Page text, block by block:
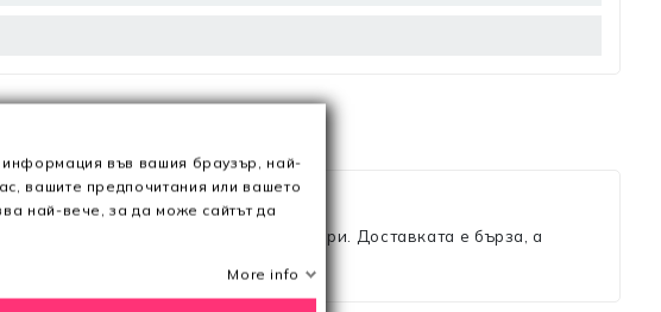
дизайн те ще ви впечатлят!
обувки, дрехи, чанти и аксесоари. Доставката е бърза, а
информация във вашия браузър, най-
вашите предпочитания или вашето
най-вече, за да може сайтът да
More info